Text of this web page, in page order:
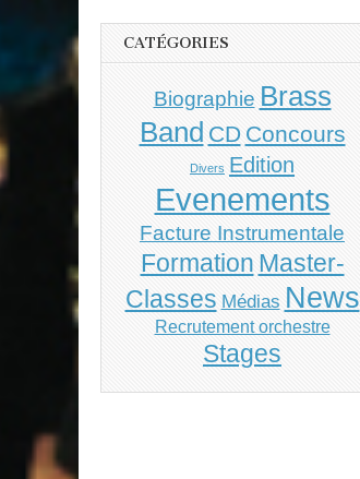
CATÉGORIES
Biographie Brass
Band CD Concours
Divers Edition
Evenements
Facture Instrumentale
Formation Master-
Classes Médias News
Recrutement orchestre
Stages